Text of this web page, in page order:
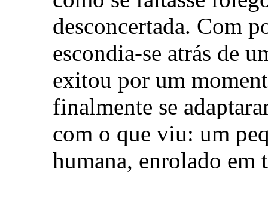
desconcertada. Com
escondia-se atrás de
exitou por um
finalmente se
com o que viu: um
humana, enrolado em